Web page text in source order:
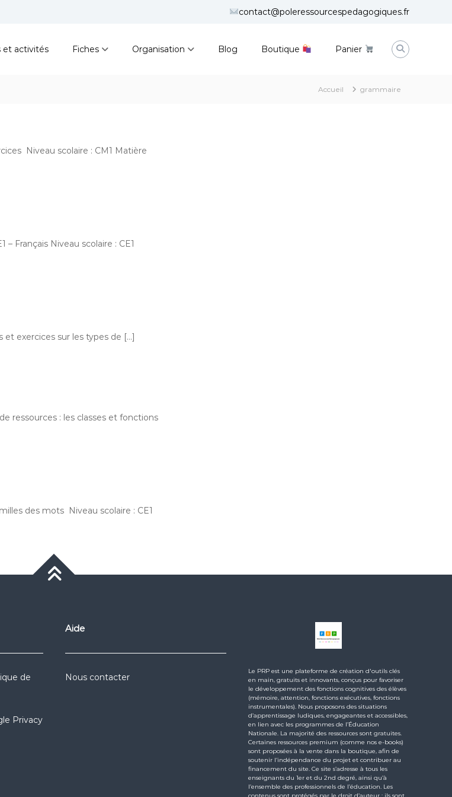
contact@poleressourcespedagogiques.fr
et activités Fiches Organisation Blog Boutique Panier
Accueil grammaire
Niveau scolaire : CM1 Matière
Français Niveau scolaire : CE1
et exercices sur les types de […]
ressources : les classes et fonctions
des mots Niveau scolaire : CE1
de
Privacy
Aide
Nous contacter
Le PRP est une plateforme de création d'outils clés
en main, gratuits et innovants, conçus pour favoriser
le développement des fonctions cognitives des élèves
(mémoire, attention, fonctions exécutives, fonctions
instrumentales). Nous proposons des situations
d’apprentissage ludiques, engageantes et accessibles,
en lien avec les programmes de l’Éducation
Nationale. La majorité des ressources sont gratuites.
Certaines ressources premium (comme nos e-books)
sont proposées à la vente dans la boutique, afin de
soutenir l’indépendance du projet et contribuer au
financement du site. Ce site s’adresse à tous les
enseignants du 1er et du 2nd degré, ainsi qu’à
l’ensemble des professionnels de l’éducation. Les